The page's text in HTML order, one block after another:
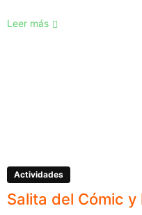
Leer más
Actividades
Salita del Cómic y